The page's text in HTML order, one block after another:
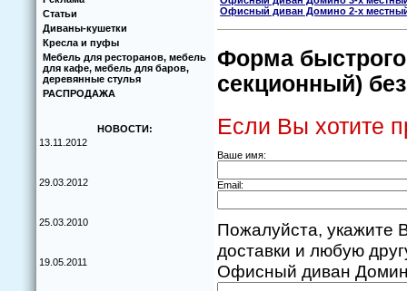
Статьи
Диваны-кушетки
Кресла и пуфы
Мебель для ресторанов, мебель
для кафе, мебель для баров,
деревянные стулья
РАСПРОДАЖА
НОВОСТИ:
13.11.2012
29.03.2012
25.03.2010
19.05.2011
Офисный диван Домино 2-х
Форма
секционный)
Если Вы хотите
Ваше имя:
Email:
Пожалуйста, укажите
доставки и любую
Офисный диван